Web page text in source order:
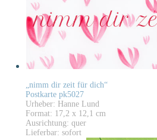
„nimm dir zeit für dich“
Postkarte pk5027
Urheber: Hanne Lund
Format: 17,2 x 12,1 cm
Ausrichtung: quer
Lieferbar: sofort